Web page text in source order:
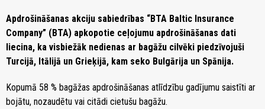
Apdrošināšanas akciju sabiedrības “BTA Baltic Insurance
Company” (BTA) apkopotie ceļojumu apdrošināšanas dati
liecina, ka visbiežāk nedienas ar bagāžu cilvēki piedzīvojuši
Turcijā, Itālijā un Grieķijā, kam seko Bulgārija un Spānija.
Kopumā 58 % bagāžas apdrošināšanas atlīdzību gadījumu saistīti ar
bojātu, nozaudētu vai citādi cietušu bagāžu.